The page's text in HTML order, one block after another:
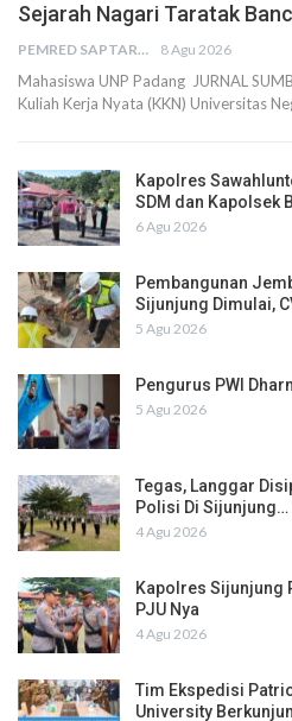
Sejarah Nagari Taratak
PEMRED SAPTARIUS 8 Agu 2026
Mahasiswa UNP Padang JURNAL
Kuliah Kerja Nyata (KKN) Universitas
Kapolres
SDM dan Kapolsek
6 Agu 2026
Pembangunan
Sijunjung Dimulai,
5 Agu 2026
Pengurus PWI
5 Agu 2026
Tegas, Langgar
Polisi Di Sijunjung…
4 Agu 2026
Kapolres Sijunjung
PJU Nya
4 Agu 2026
Tim Ekspedisi
University